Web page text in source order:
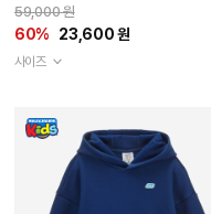
59,000 원
60% 23,600 원
사이즈